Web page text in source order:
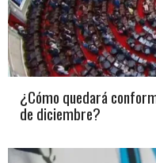
¿Cómo quedará
de diciembre?